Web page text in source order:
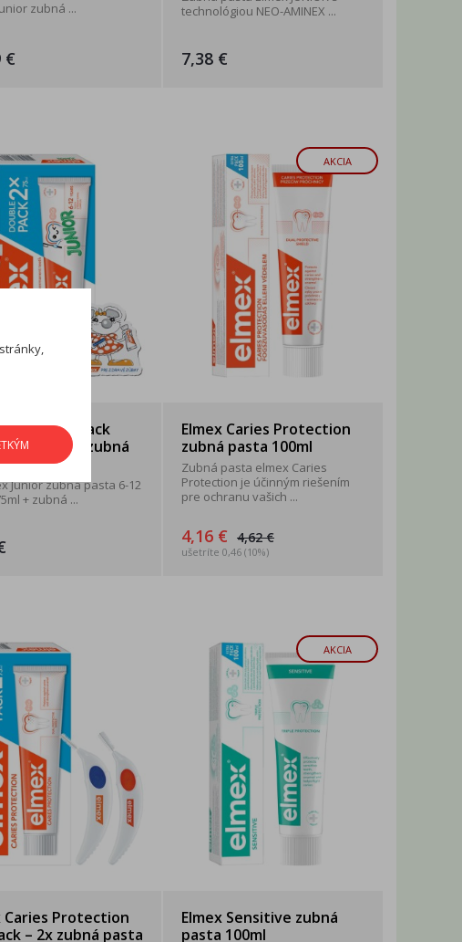
zubná ...
€
technológiou NEO-AMINEX ...
7,38 €
Junior Duopack
+ darček (zubná
+ ...
Junior zubná pasta 6-12
+ zubná ...
AKCIA
Elmex Caries Protection
zubná pasta 100ml
Zubná pasta elmex Caries
Protection je účinným riešením
pre ochranu vašich ...
4,16 € 4,62 €
ušetríte 0,46 (10%)
Caries Protection
– 2x zubná pasta
AKCIA
Elmex Sensitive zubná
pasta 100ml